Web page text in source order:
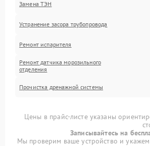
Замена ТЭН
Устранение засора трубопровода
Ремонт испарителя
Ремонт датчика морозильного
отделения
Прочистка дренажной системы
Цены в прайс-листе указаны
Записывайтесь на
Мы проверим ваше устройство и укажем